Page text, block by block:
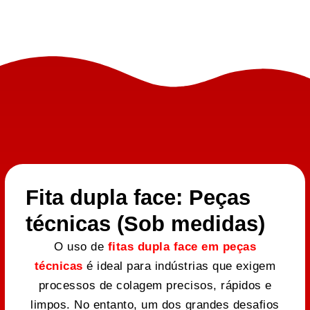
Fita dupla face: Peças
técnicas (Sob medidas)
O uso de fitas dupla face em peças
técnicas é ideal para indústrias que exigem
processos de colagem precisos, rápidos e
limpos. No entanto, um dos grandes desafios